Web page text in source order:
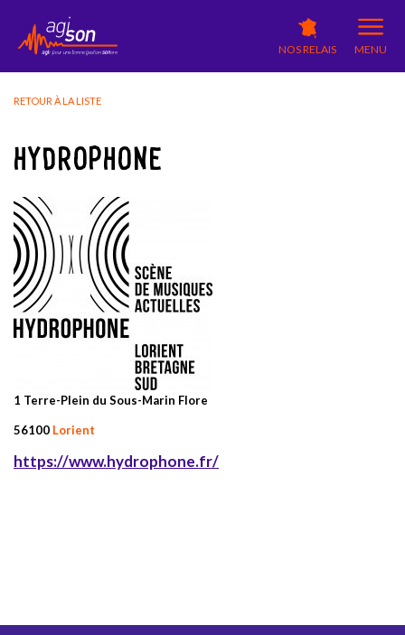
NOS RELAIS MENU
RETOUR À LA LISTE
HYDROPHONE
1 Terre-Plein du Sous-Marin Flore
56100 Lorient
https://www.hydrophone.fr/